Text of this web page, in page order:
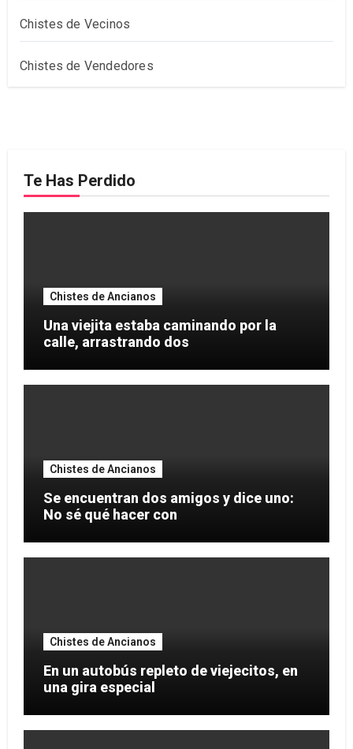
Chistes de Vecinos
Chistes de Vendedores
Te Has Perdido
Chistes de Ancianos
Una viejita estaba caminando por la
calle, arrastrando dos
Chistes de Ancianos
Se encuentran dos amigos y dice uno:
No sé qué hacer con
Chistes de Ancianos
En un autobús repleto de viejecitos, en
una gira especial